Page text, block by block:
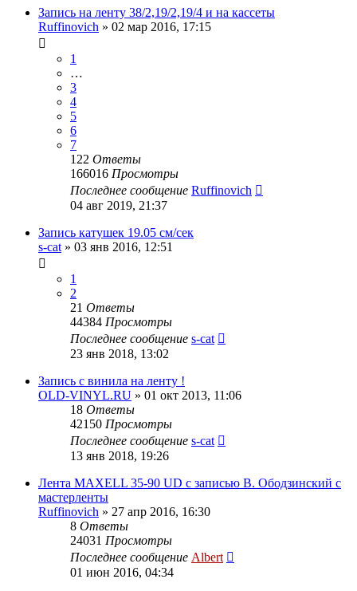
Запись на ленту 38/2,19/2,19/4 и на кассеты
Ruffinovich » 02 мар 2016, 17:15
1
…
3
4
5
6
7
122 Ответы
166016 Просмотры
Последнее сообщение Ruffinovich
04 авг 2019, 21:37
Запись катушек 19.05 см/сек
s-cat » 03 янв 2016, 12:51
1
2
21 Ответы
44384 Просмотры
Последнее сообщение s-cat
23 янв 2018, 13:02
Запись с винила на ленту !
OLD-VINYL.RU » 01 окт 2013, 11:06
18 Ответы
42150 Просмотры
Последнее сообщение s-cat
13 янв 2018, 19:26
Лента MAXELL 35-90 UD c записью В. Ободзинский с
мастерленты
Ruffinovich » 27 апр 2016, 16:30
8 Ответы
24031 Просмотры
Последнее сообщение Albert
01 июн 2016, 04:34